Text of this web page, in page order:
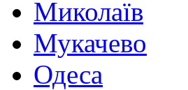
Миколаїв
Мукачево
Одеса